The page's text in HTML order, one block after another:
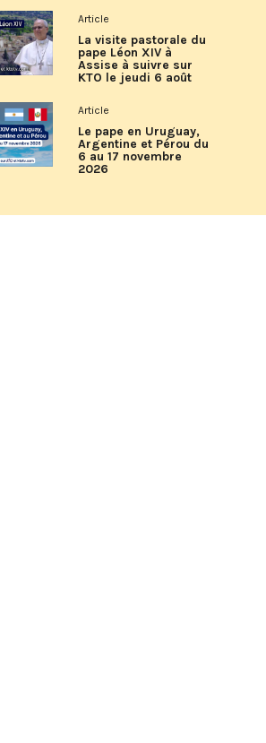
Article
La visite pastorale du
pape Léon XIV à
Assise à suivre sur
KTO le jeudi 6 août
Article
Le pape en Uruguay,
Argentine et Pérou du
6 au 17 novembre
2026